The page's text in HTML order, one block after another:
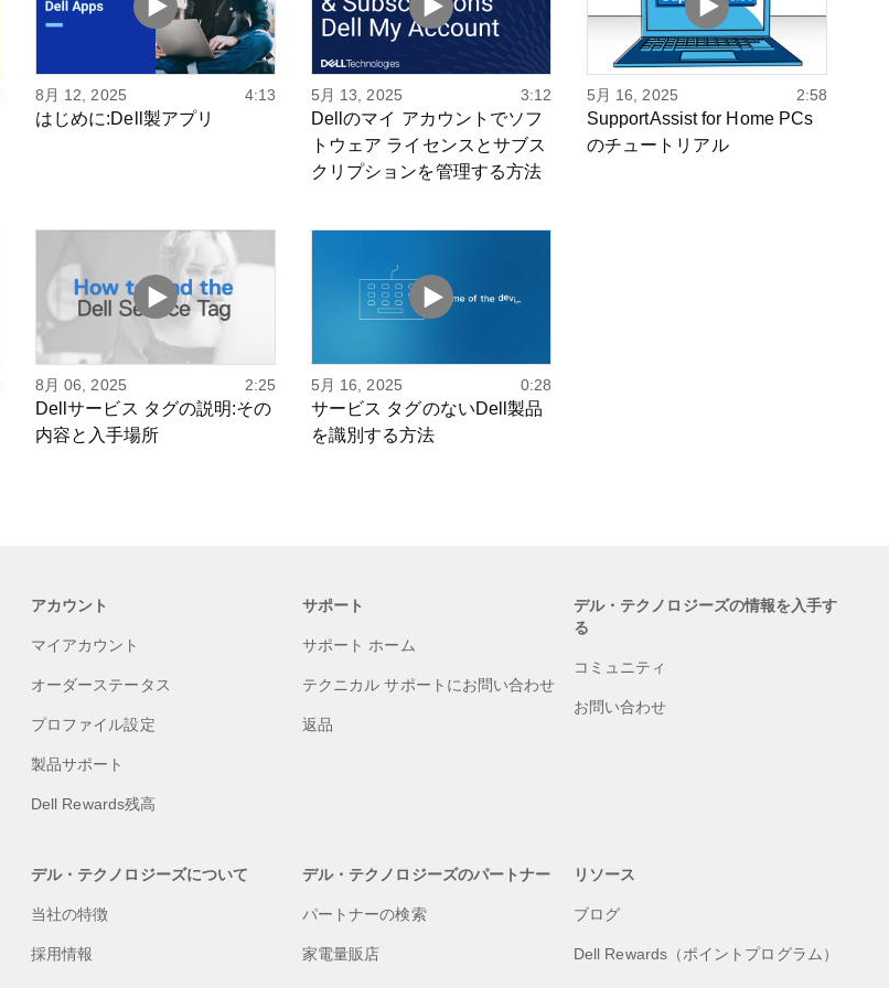
8月 12, 2025 4:13
はじめに:Dell製アプリ
5月 13, 2025 3:12
Dellのマイ アカウントでソフ
トウェア ライセンスとサブス
クリプションを管理する方法
5月 16, 2025 2:58
SupportAssist for Home PCs
のチュートリアル
8月 06, 2025 2:25
Dellサービス タグの説明:その
内容と入手場所
5月 16, 2025 0:28
サービス タグのないDell製品
を識別する方法
アカウント
マイアカウント
オーダーステータス
プロファイル設定
製品サポート
Dell Rewards残高
サポート
サポート ホーム
テクニカル サポートにお問い合わせ
返品
デル・テクノロジーズの情報を入手す
る
コミュニティ
お問い合わせ
デル・テクノロジーズについて
当社の特徴
採用情報
デル・テクノロジーズのパートナー
パートナーの検索
家電量販店
リソース
ブログ
Dell Rewards（ポイントプログラム）